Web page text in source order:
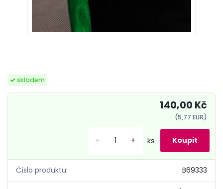
skladem
Číslo produktu: B69333
140,00 Kč
(5,77 EUR)
- + ks